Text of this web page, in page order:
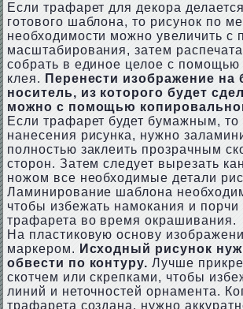
Если трафарет для декора
готового шаблона, то рисунок по
необходимости можно увеличить с
масштабирования, затем
собрать в единое целое с помощью
клея. Перенести изображение на
носитель, из которого будет
можно с помощью
Если трафарет будет бумажным, то
нанесения рисунка, нужно
полностью заклеить прозрачным
сторон. Затем следует вырезать
ножом все необходимые детали
Ламинирование шаблона
чтобы избежать намокания и порчи
трафарета во время окрашивания.
На пластиковую основу
маркером. Исходный рисунок
обвести по контуру. Лучше
скотчем или скрепками, чтобы
линий и неточностей орнамента.
трафарета создана, нужно